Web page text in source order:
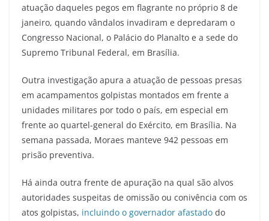
atuação daqueles pegos em flagrante no próprio 8 de
janeiro, quando vândalos invadiram e depredaram o
Congresso Nacional, o Palácio do Planalto e a sede do
Supremo Tribunal Federal, em Brasília.
Outra investigação apura a atuação de pessoas presas
em acampamentos golpistas montados em frente a
unidades militares por todo o país, em especial em
frente ao quartel-general do Exército, em Brasília. Na
semana passada, Moraes manteve 942 pessoas em
prisão preventiva.
Há ainda outra frente de apuração na qual são alvos
autoridades suspeitas de omissão ou conivência com os
atos golpistas, incluindo o governador afastado do